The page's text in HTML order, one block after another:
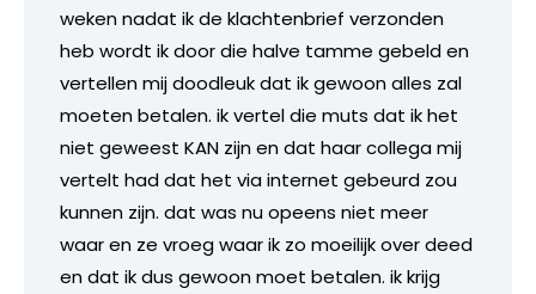
weken nadat ik de klachtenbrief verzonden
heb wordt ik door die halve tamme gebeld en
vertellen mij doodleuk dat ik gewoon alles zal
moeten betalen. ik vertel die muts dat ik het
niet geweest KAN zijn en dat haar collega mij
vertelt had dat het via internet gebeurd zou
kunnen zijn. dat was nu opeens niet meer
waar en ze vroeg waar ik zo moeilijk over deed
en dat ik dus gewoon moet betalen. ik krijg